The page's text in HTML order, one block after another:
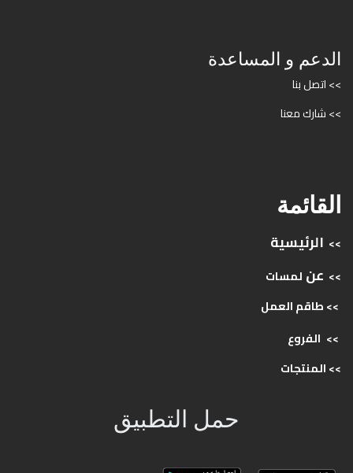
الدعم و المساعدة
>> اتصل بنا
>> شارك معنا
القائمة
>> الرئيسية
>> عن لمسات
>> طاقمالعمل
>> الفروع
>>المنتجات
حمل التطبيق